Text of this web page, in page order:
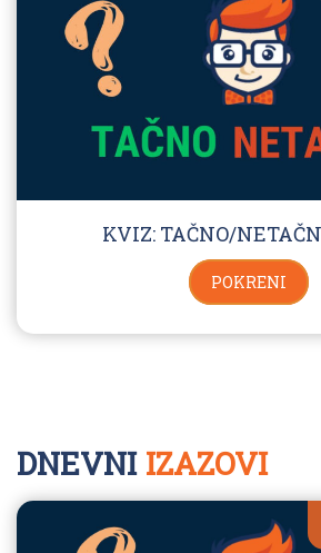
KVIZ: TAČNO/
POKRENI
DNEVNI IZAZOVI